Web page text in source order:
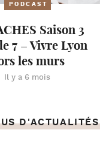
PODCAST
Saison 3
7 – Vivre Lyon
les murs
Il y a 6 mois
D'ACTUALITÉS